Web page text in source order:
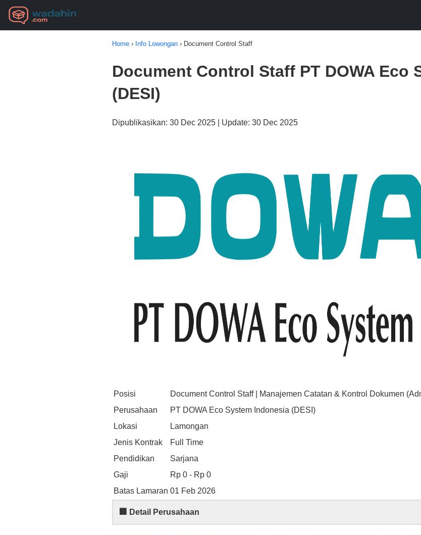
Home › Info Lowongan › Document Control Staff
Document Control Staff PT DOWA Eco
(DESI)
Dipublikasikan: 30 Dec 2025 | Update: 30 Dec 2025
Posisi
Document Control Staff | Manajemen Catatan & Kontrol Dokumen
Perusahaan
PT DOWA Eco System Indonesia (DESI)
Lokasi
Lamongan
Jenis Kontrak
Full Time
Pendidikan
Sarjana
Gaji
Rp 0 - Rp 0
Batas Lamaran 01 Feb 2026
🏢 Detail Perusahaan